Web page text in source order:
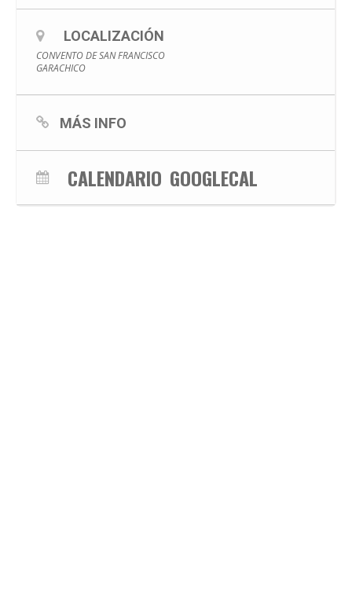
LOCALIZACIÓN
CONVENTO DE SAN FRANCISCO
GARACHICO
MÁS INFO
CALENDARIO GOOGLECAL